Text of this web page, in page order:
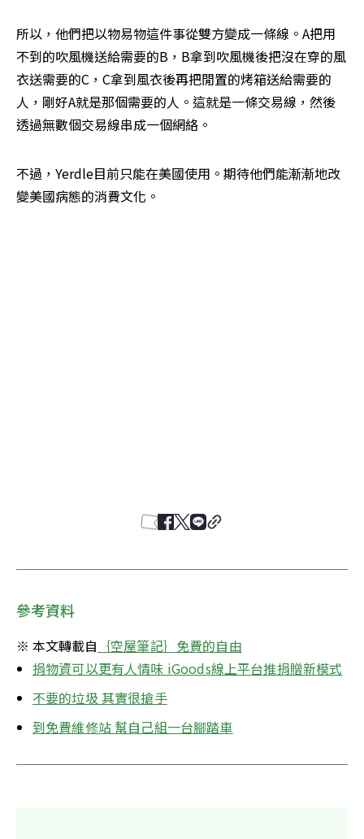
所以，他們把以物易物這件事從雙方變成一條線。A把用
不到的吹風機送給需要的B，B拿到吹風機後把沒在穿的風
衣送需要的C，C拿到風衣後再把閒置的烤箱送給需要的
人，剛好A就是那個需要的人。這就是一條交易線，然後
透過無數個交易線串成一個網絡。
不過，Yerdle目前只能在美國使用。期待他們能漸漸地改
變美國病態的消費文化。
參考資料
※ 本文轉載自 ｛空屋筆記｝免費的自由
捐物資可以更有人情味 iGoods線上平台推捐贈新模式
不要的垃圾 其實很搶手
到免費維修站 幫自己組一台腳踏車